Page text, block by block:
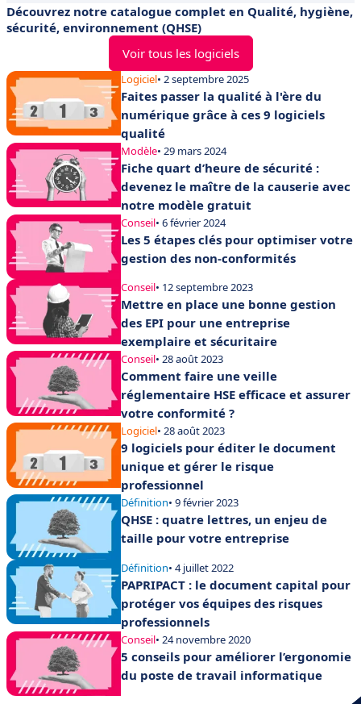
Découvrez notre catalogue complet en Qualité, hygiène,
sécurité, environnement (QHSE)
Voir tous les logiciels
Logiciel• 2 septembre 2025
Faites passer la qualité à l'ère du
numérique grâce à ces 9 logiciels
qualité
Modèle• 29 mars 2024
Fiche quart d’heure de sécurité :
devenez le maître de la causerie avec
notre modèle gratuit
Conseil• 6 février 2024
Les 5 étapes clés pour optimiser votre
gestion des non-conformités
Conseil• 12 septembre 2023
Mettre en place une bonne gestion
des EPI pour une entreprise
exemplaire et sécuritaire
Conseil• 28 août 2023
Comment faire une veille
réglementaire HSE efficace et assurer
votre conformité ?
Logiciel• 28 août 2023
9 logiciels pour éditer le document
unique et gérer le risque
professionnel
Définition• 9 février 2023
QHSE : quatre lettres, un enjeu de
taille pour votre entreprise
Définition• 4 juillet 2022
PAPRIPACT : le document capital pour
protéger vos équipes des risques
professionnels
Conseil• 24 novembre 2020
5 conseils pour améliorer l’ergonomie
du poste de travail informatique